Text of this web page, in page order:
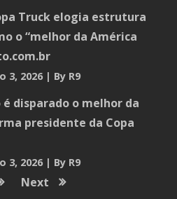
Truck elogia estrutura
o “melhor da América
3, 2026 By R9
é disparado o melhor da
presidente da Copa
3, 2026 By R9
Next